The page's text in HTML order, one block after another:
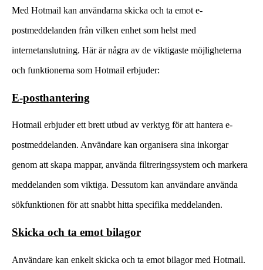
Med Hotmail kan användarna skicka och ta emot e-
postmeddelanden från vilken enhet som helst med
internetanslutning. Här är några av de viktigaste möjligheterna
och funktionerna som Hotmail erbjuder:
E-posthantering
Hotmail erbjuder ett brett utbud av verktyg för att hantera e-
postmeddelanden. Användare kan organisera sina inkorgar
genom att skapa mappar, använda filtreringssystem och markera
meddelanden som viktiga. Dessutom kan användare använda
sökfunktionen för att snabbt hitta specifika meddelanden.
Skicka och ta emot bilagor
Användare kan enkelt skicka och ta emot bilagor med Hotmail.